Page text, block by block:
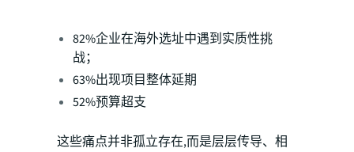
82%企业在海外选址中遇到实质性挑
战；
63%出现项目整体延期
52%预算超支
这些痛点并非孤立存在,而是层层传导、相